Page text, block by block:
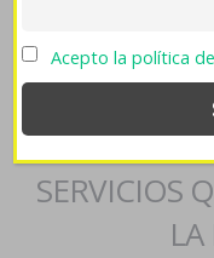
por-internet/::https://
remeron afloyan rexer
SERVICIOS
Acepto la política